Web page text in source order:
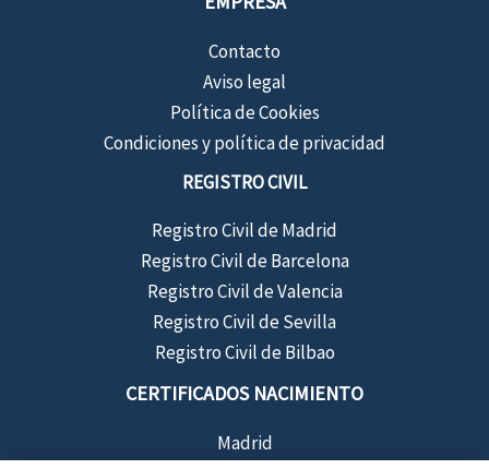
Contacto
Aviso legal
Política de Cookies
Condiciones y política de privacidad
REGISTRO CIVIL
Registro Civil de Madrid
Registro Civil de Barcelona
Registro Civil de Valencia
Registro Civil de Sevilla
Registro Civil de Bilbao
CERTIFICADOS NACIMIENTO
Madrid